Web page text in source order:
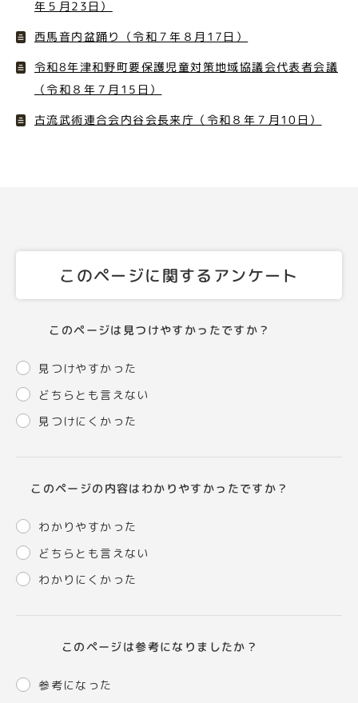
年５月23日）
西馬音内盆踊り（令和７年８月17日）
令和8年津和野町要保護児童対策地域協議会代表者会議
（令和８年７月15日）
古流武術連合会内谷会長来庁（令和８年７月10日）
このページに関するアンケート
このページは見つけやすかったですか？
見つけやすかった
どちらとも言えない
見つけにくかった
このページの内容はわかりやすかったですか？
わかりやすかった
どちらとも言えない
わかりにくかった
このページは参考になりましたか？
参考になった